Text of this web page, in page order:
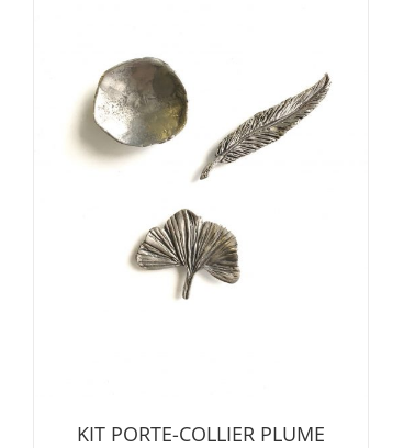
KIT PORTE-COLLIER PLUME